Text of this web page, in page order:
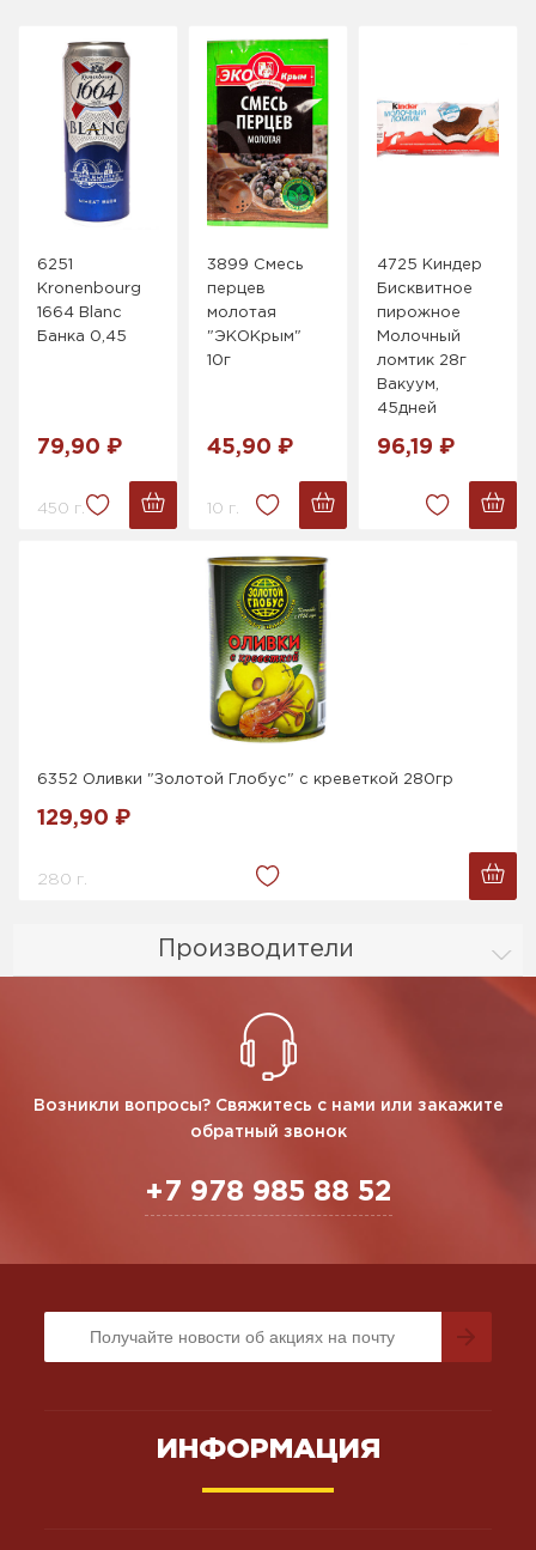
Производители
6251
Kronenbourg
1664 Blanc
Банка 0,45
79,90 ₽
450 г.
3899 Смесь
перцев
молотая
"ЭКОКрым"
10г
45,90 ₽
10 г.
4725 Киндер
Бисквитное
пирожное
Молочный
ломтик 28г
Вакуум,
45дней
96,19 ₽
6352 Оливки "Золотой Глобус" с креветкой 280гр
129,90 ₽
280 г.
Возникли вопросы? Свяжитесь с нами или закажите
обратный звонок
+7 978 985 88 52
ИНФОРМАЦИЯ